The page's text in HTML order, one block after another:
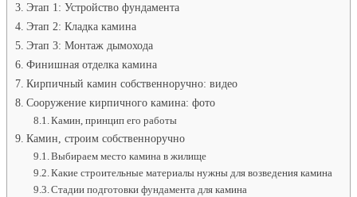
Этап 1: Устройство фундамента
Этап 2: Кладка камина
Этап 3: Монтаж дымохода
Финишная отделка камина
Кирпичный камин собственноручно: видео
Сооружение кирпичного камина: фото
Камин, принцип его работы
Камин, строим собственноручно
Выбираем место камина в жилище
Какие строительные материалы нужны для возведения камина
Стадии подготовки фундамента для камина